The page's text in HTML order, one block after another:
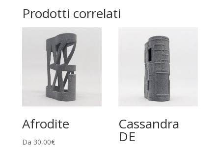
Prodotti correlati
Afrodite
Da 30,00€
Cassandra
DE